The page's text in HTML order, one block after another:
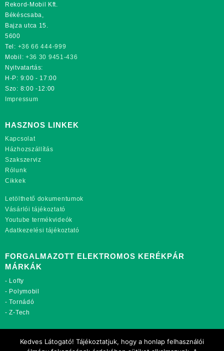
Rekord-Mobil Kft.
Békéscsaba,
Bajza utca 15.
5600
Tel: +36 66 444-999
Mobil: +36 30 9451-436
Nyitvatartás:
H-P: 9:00 - 17:00
Szo: 8:00 -12:00
Impressum
HASZNOS LINKEK
Kapcsolat
Házhozszállítás
Szakszerviz
Rólunk
Cikkek
Letölthető dokumentumok
Vásárlói tájékoztató
Youtube termékvideók
Adatkezelési tájékoztató
FORGALMAZOTT ELEKTROMOS KERÉKPÁR
MÁRKÁK
- Lofty
- Polymobil
-Tornádó
-Z-Tech
rekordmobil.hu
Kedves Látogató! Tájékoztatjuk, hogy a honlap felhasználói